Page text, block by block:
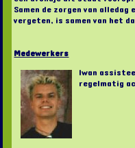
Samen de zorgen van alledag
vergeten, is samen van het
Medewerkers
Iwan
regelmatig